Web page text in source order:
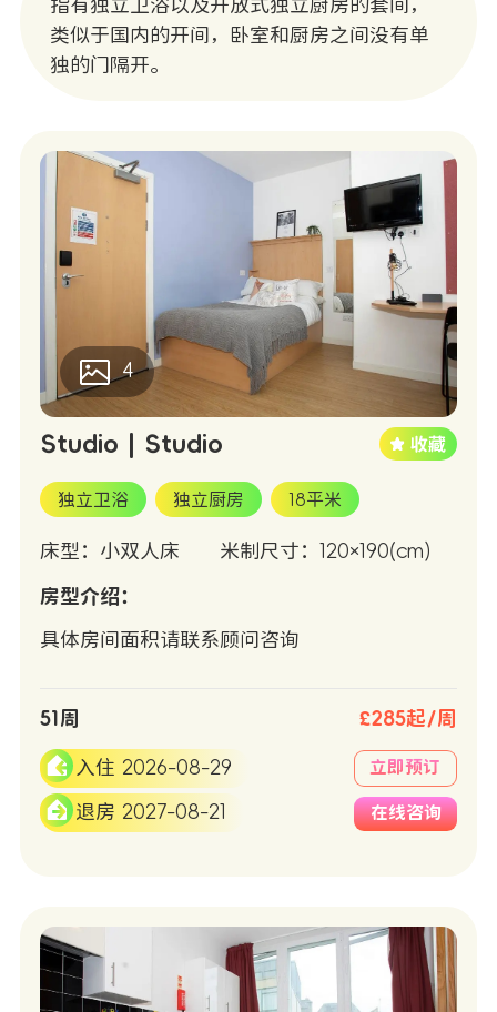
指有独立卫浴以及开放式独立厨房的套间，
类似于国内的开间，卧室和厨房之间没有单
独的门隔开。
4
Studio | Studio
独立卫浴 独立厨房 18平米
床型：小双人床 米制尺寸：120×190(cm)
房型介绍：
具体房间面积请联系顾问咨询
51周 £285起/周
入住 2026-08-29
退房 2027-08-21
立即预订
在线咨询